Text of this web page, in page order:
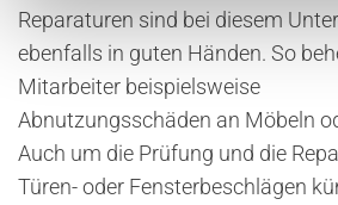
Reparaturen sind bei diesem
ebenfalls in guten Händen. So
Mitarbeiter beispielsweise
Abnutzungsschäden an Möbeln
Auch um die Prüfung und die
Türen- oder Fensterbeschlägen